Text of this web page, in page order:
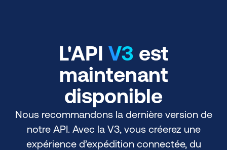
L'API V3 est
maintenant
disponible
Nous recommandons la dernière version de
notre API. Avec la V3, vous créerez une
expérience d’expédition connectée, du